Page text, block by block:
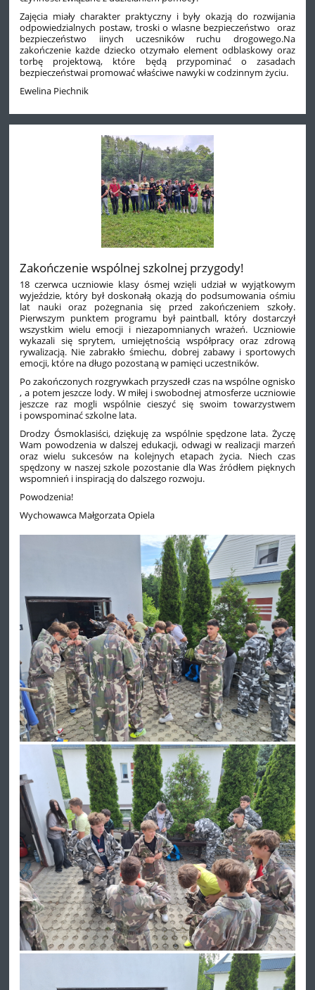
Zajęcia miały charakter praktyczny i były okazją do rozwijania
odpowiedzialnych postaw, troski o wlasne bezpieczeństwo oraz
bezpieczeństwo iinych uczesników ruchu drogowego.Na
zakończenie każde dziecko otzymało element odblaskowy oraz
torbę projektową, które będą przypominać o zasadach
bezpieczeństwai promować właściwe nawyki w codzinnym życiu.
Ewelina Piechnik
Zakończenie wspólnej szkolnej przygody!
18 czerwca uczniowie klasy ósmej wzięli udział w wyjątkowym
wyjeździe, który był doskonałą okazją do podsumowania ośmiu
lat nauki oraz pożegnania się przed zakończeniem szkoły.
Pierwszym punktem programu był paintball, który dostarczył
wszystkim wielu emocji i niezapomnianych wrażeń. Uczniowie
wykazali się sprytem, umiejętnością współpracy oraz zdrową
rywalizacją. Nie zabrakło śmiechu, dobrej zabawy i sportowych
emocji, które na długo pozostaną w pamięci uczestników.
Po zakończonych rozgrywkach przyszedł czas na wspólne ognisko
, a potem jeszcze lody. W miłej i swobodnej atmosferze uczniowie
jeszcze raz mogli wspólnie cieszyć się swoim towarzystwem
i powspominać szkolne lata.
Drodzy Ósmoklasiści, dziękuję za wspólnie spędzone lata. Życzę
Wam powodzenia w dalszej edukacji, odwagi w realizacji marzeń
oraz wielu sukcesów na kolejnych etapach życia. Niech czas
spędzony w naszej szkole pozostanie dla Was źródłem pięknych
wspomnień i inspiracją do dalszego rozwoju.
Powodzenia!
Wychowawca Małgorzata Opiela